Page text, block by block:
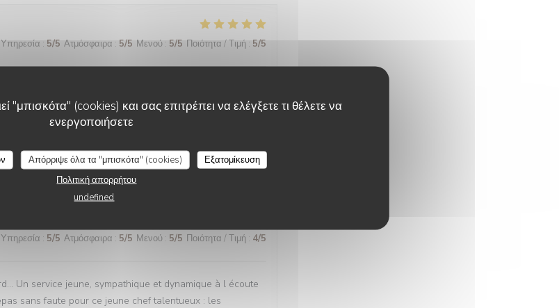
"μπισκότα" (cookies) και σας επιτρέπει να ελέγξετε τι θέλετε να
ενεργοποιήσετε
Απόρριψε όλα τα "μπισκότα" (cookies)
Εξατομίκευση
Πολιτική απορρήτου
undefined
Υπηρεσία : 5/5 Ατμόσφαιρα : 5/5 Μενού : 5/5 Ποιότητα / Τιμή : 5/5
des plats succulents de l’entrée au dessert, rien à
Υπηρεσία:5/5 Ατμόσφαιρα:5/5 Μενού:5/5 Ποιότητα / Τιμή:5/5
Υπηρεσία : 5/5 Ατμόσφαιρα : 5/5 Μενού : 5/5 Ποιότητα / Τιμή : 4/5
Un service jeune, sympathique et dynamique à l écoute
sans faute pour ce jeune chef talentueux : les